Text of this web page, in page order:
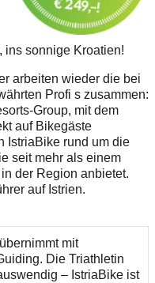
ins sonnige Kroatien!
arbeiten wieder die bei
Profi s zusammen:
Group, mit dem
auf Bikegäste
IstriaBike rund um die
seit mehr als einem
der Region anbietet.
auf Istrien.
übernimmt mit
Die Triathletin
– IstriaBike ist